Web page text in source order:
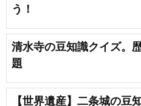
う！
清水寺の豆知識クイズ。
題
【世界遺産】二条城の豆